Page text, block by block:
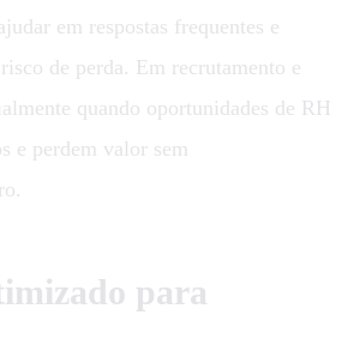
em respostas frequentes e
de perda. Em recrutamento e
quando oportunidades de RH
e perdem valor sem
para